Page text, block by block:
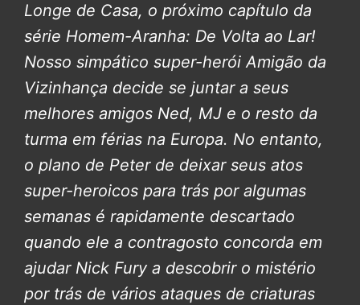
Longe de Casa, o próximo capítulo da
série Homem-Aranha: De Volta ao Lar!
Nosso simpático super-herói Amigão da
Vizinhança decide se juntar a seus
melhores amigos Ned, MJ e o resto da
turma em férias na Europa. No entanto,
o plano de Peter de deixar seus atos
super-heroicos para trás por algumas
semanas é rapidamente descartado
quando ele a contragosto concorda em
ajudar Nick Fury a descobrir o mistério
por trás de vários ataques de criaturas